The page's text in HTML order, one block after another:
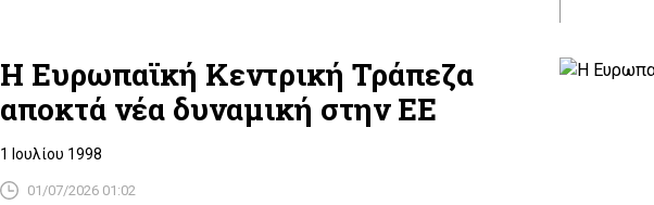
Η Ευρωπαϊκή Κεντρική Τράπεζα
αποκτά νέα δυναμική στην ΕΕ
1 Ιουλίου 1998
01/07/2026 01:02